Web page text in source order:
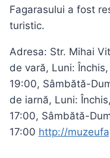
Fagarasului a fost
turistic.
Adresa: Str. Mihai
de vară, Luni:
19:00, Sâmbătă-
de iarnă, Luni:
17:00, Sâmbătă-
17:00 http://